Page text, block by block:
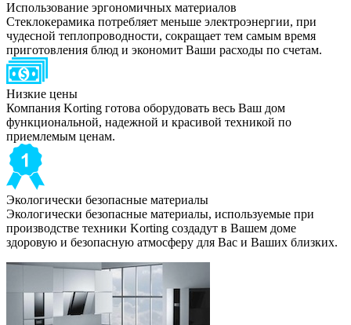
Использование эргономичных материалов
Стеклокерамика потребляет меньше электроэнергии, при
чудесной теплопроводности, сокращает тем самым время
приготовления блюд и экономит Ваши расходы по счетам.
Низкие цены
Компания Korting готова оборудовать весь Ваш дом
функциональной, надежной и красивой техникой по
приемлемым ценам.
Экологически безопасные материалы
Экологически безопасные материалы, используемые при
производстве техники Korting создадут в Вашем доме
здоровую и безопасную атмосферу для Вас и Ваших близких.